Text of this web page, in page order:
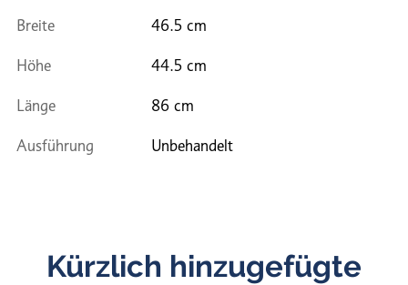
Breite 46.5 cm
Höhe 44.5 cm
Länge 86 cm
Ausführung Unbehandelt
Kürzlich hinzugefügte